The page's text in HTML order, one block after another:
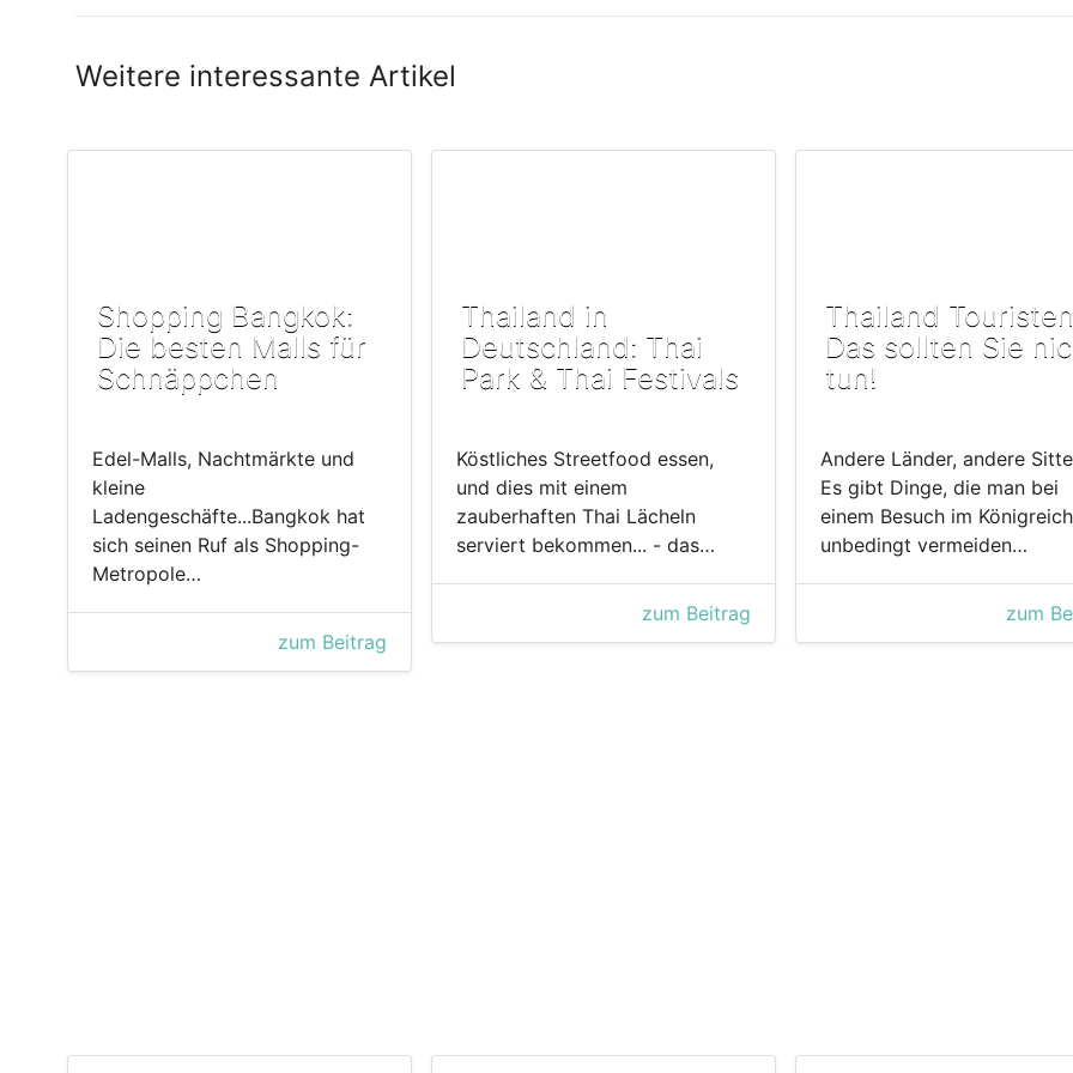
Weitere interessante Artikel
Shopping Bangkok:
Die besten Malls für
Schnäppchen
Edel-Malls, Nachtmärkte und
kleine
Ladengeschäfte...Bangkok hat
sich seinen Ruf als Shopping-
Metropole…
zum Beitrag
Thailand in
Deutschland: Thai
Park & Thai Festivals
Köstliches Streetfood essen,
und dies mit einem
zauberhaften Thai Lächeln
serviert bekommen... - das…
zum Beitrag
Thailand
Das sollten Sie
tun!
Andere Länder, andere
Es gibt Dinge, die man bei
einem Besuch im Königreich
unbedingt vermeiden…
zum